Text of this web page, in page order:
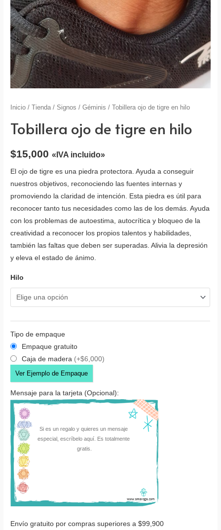
Inicio /Tienda / Signos /Géminis / Tobillera ojo de tigre en hilo
Tobillera ojo de tigre en hilo
$15,000 «IVA incluido»
El ojo de tigre es una piedra protectora. Ayuda a conseguir
nuestros objetivos, reconociendo las fuentes internas y
promoviendo la claridad de intención. Esta piedra es útil para
reconocer tanto tus necesidades como las de los demás. Ayuda
con los problemas de autoestima, autocrítica y bloqueo de la
creatividad a reconocer los propios talentos y habilidades,
también las faltas que deben ser superadas. Alivia la depresión
y eleva el estado de ánimo.
Hilo
Tipo de empaque
Empaque gratuito
Caja de madera (+$6,000)
Ver Ejemplo de Empaque
Mensaje para la tarjeta (Opcional):
Envío gratuito por compras superiores a $99,900